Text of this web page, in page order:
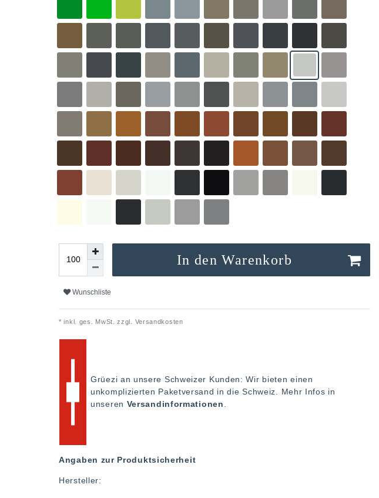
In den Warenkorb
Wunschliste
* inkl. ges. MwSt. zzgl. Versandkosten
Grüezi an unsere Schweizer Kunden: Wir bieten einen
unkomplizierten Paketversand in die Schweiz. Mehr Infos in
unseren Versandinformationen
Angaben zur Produktsicherheit
Hersteller: